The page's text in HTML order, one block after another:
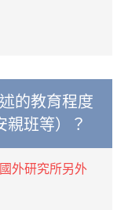
的教育程度
親班等）？
外研究所另外